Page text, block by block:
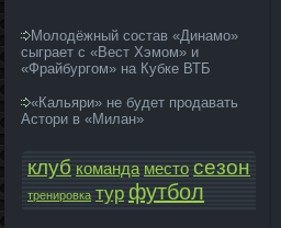
Молодёжный состав «Динамо»
сыграет с «Вест Хэмом» и
«Фрайбургом» на Кубке ВТБ
«Кальяри» не будет продавать
Астори в «Милан»
клуб команда­ место сезон
тренировка тур футбол